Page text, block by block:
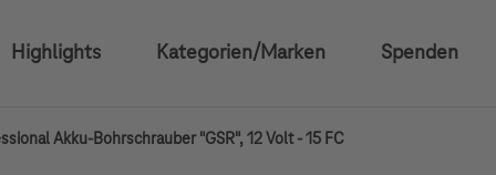
Highlights Kategorien/Marken Spenden
Akku-Bohrschrauber "GSR", 12 Volt - 15 FC